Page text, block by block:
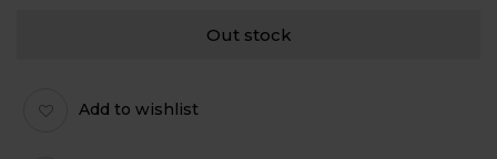
Out stock
Add to wishlist